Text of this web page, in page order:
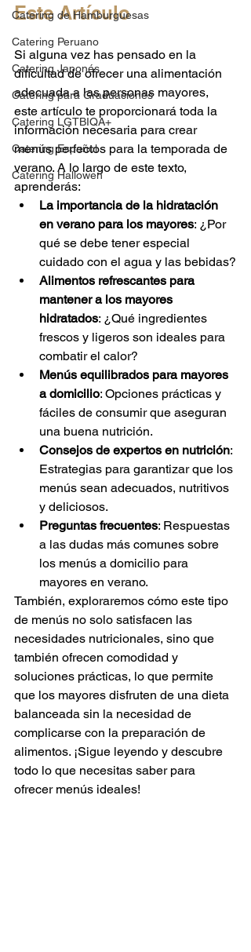
Catering de Hamburguesas
Catering Peruano
Catering Japonés
Catering para Graduaciones
Catering LGTBIQA+
Catering Español
Catering Hallowen
Este Artículo
Si alguna vez has pensado en la
dificultad de ofrecer una alimentación
adecuada a las personas mayores,
este artículo te proporcionará toda la
información necesaria para crear
menús perfectos para la temporada de
verano. A lo largo de este texto,
aprenderás:
La importancia de la hidratación
en verano para los mayores: ¿Por
qué se debe tener especial
cuidado con el agua y las bebidas?
Alimentos refrescantes para
mantener a los mayores
hidratados: ¿Qué ingredientes
frescos y ligeros son ideales para
combatir el calor?
Menús equilibrados para mayores
a domicilio: Opciones prácticas y
fáciles de consumir que aseguran
una buena nutrición.
Consejos de expertos en nutrición:
Estrategias para garantizar que los
menús sean adecuados, nutritivos
y deliciosos.
Preguntas frecuentes: Respuestas
a las dudas más comunes sobre
los menús a domicilio para
mayores en verano.
También, exploraremos cómo este tipo
de menús no solo satisfacen las
necesidades nutricionales, sino que
también ofrecen comodidad y
soluciones prácticas, lo que permite
que los mayores disfruten de una dieta
balanceada sin la necesidad de
complicarse con la preparación de
alimentos. ¡Sigue leyendo y descubre
todo lo que necesitas saber para
ofrecer menús ideales!